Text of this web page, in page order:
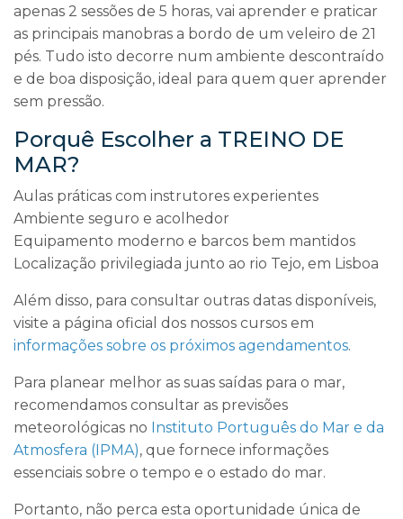
apenas 2 sessões de 5 horas, vai aprender e praticar
as principais manobras a bordo de um veleiro de 21
pés. Tudo isto decorre num ambiente descontraído
e de boa disposição, ideal para quem quer aprender
sem pressão.
Porquê Escolher a TREINO DE
MAR?
Aulas práticas com instrutores experientes
Ambiente seguro e acolhedor
Equipamento moderno e barcos bem mantidos
Localização privilegiada junto ao rio Tejo, em Lisboa
Além disso, para consultar outras datas disponíveis,
visite a página oficial dos nossos cursos em
informações sobre os próximos agendamentos.
Para planear melhor as suas saídas para o mar,
recomendamos consultar as previsões
meteorológicas no Instituto Português do Mar e da
Atmosfera (IPMA), que fornece informações
essenciais sobre o tempo e o estado do mar.
Portanto, não perca esta oportunidade única de